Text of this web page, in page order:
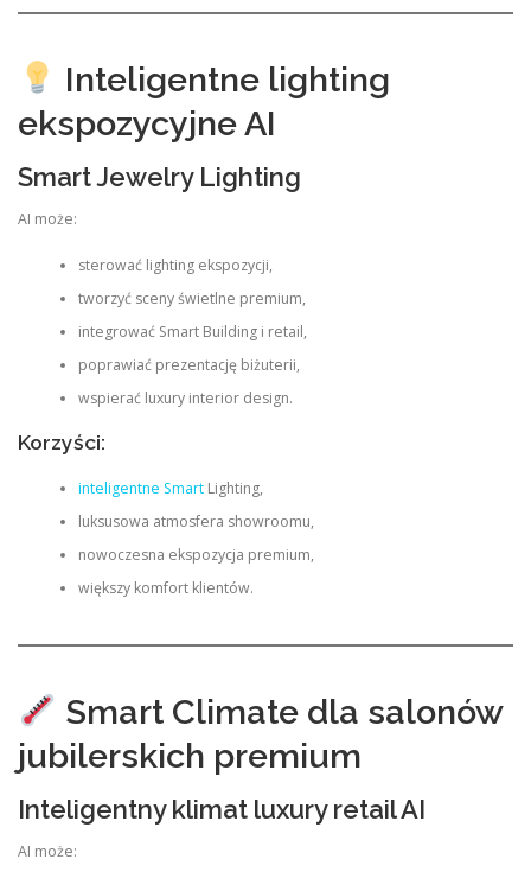
Inteligentne lighting
ekspozycyjne AI
Smart Jewelry Lighting
AI może:
sterować lighting ekspozycji,
tworzyć sceny świetlne premium,
integrować Smart Building i retail,
poprawiać prezentację biżuterii,
wspierać luxury interior design.
Korzyści:
inteligentne SmartLighting,
luksusowa atmosfera showroomu,
nowoczesna ekspozycja premium,
większy komfort klientów.
Smart Climate dla salonów
jubilerskich premium
Inteligentny klimat luxury retail AI
AI może: